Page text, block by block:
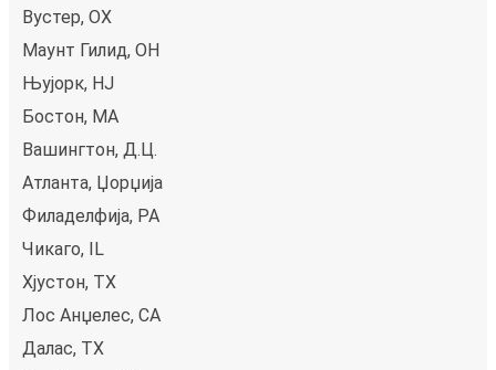
Вустер, ОХ
Маунт Гилид, OH
Њујорк, НЈ
Бостон, MA
Вашингтон, Д.Ц.
Атланта, Џорџија
Филаделфија, PA
Чикаго, IL
Хјустон, TX
Лос Анџелес, CA
Далас, TX